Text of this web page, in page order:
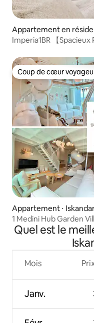
Appartement en
Imperia1BR 【
Coup de cœur
Coup de cœur
Appartement ⋅
1 Medini Hub Garden
The Joyslide
Quel est le
Mois
Janv.